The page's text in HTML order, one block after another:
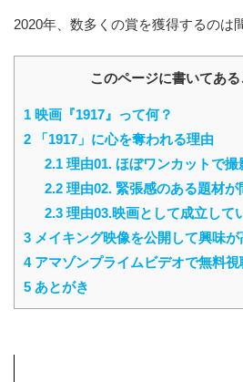
2020年、数多くの賞を獲得するのは
このページに書いてある
1 映画『1917』って何？
2 「1917」に心を奪われる理由
2.1理由01. ほぼワンカットで撮
2.2理由02. 緊張感のある題材が
2.3理由03.映画として成立して
3 メイキング映像を公開して興味が
4アマゾンプライムビデオで無料視
5 あとがき